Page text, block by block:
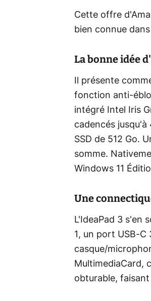
Cette offre
bien connue
La bonne idée
Il présente
fonction anti-
intégré Intel Iris
cadencés
SSD de 512 Go.
somme.
Windows 11
Une
L'IdeaPad 3 s'en
1, un port USB-C
casque/
MultimediaCard,
obturable,